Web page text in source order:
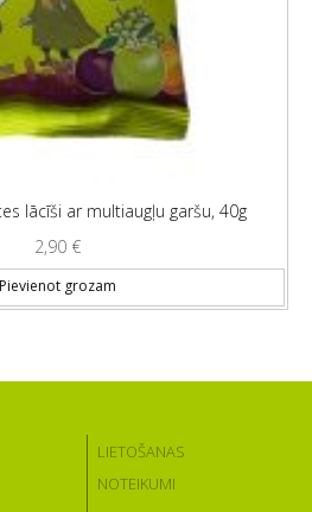
lācīši ar multiaugļu garšu, 40g
2,90 €
Pievienot grozam
LIETOŠANAS
NOTEIKUMI